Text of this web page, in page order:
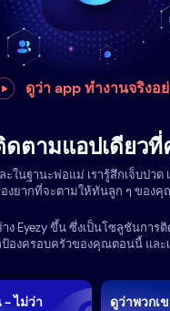
ดูว่า app ทำงานจริงอ
ดตามแอปเดียว
ะในฐานะพ่อแม่ เรารู้สึกเจ็บปวด
องยากที่จะตามให้ทันลูก ๆ ของคุ
ง Eyezy ขึ้น ซึ่งเป็นโซลูชันกา
องครอบครัวของคุณตอนนี้ และ
- ไม่ว่า
ดูว่าพวกเ